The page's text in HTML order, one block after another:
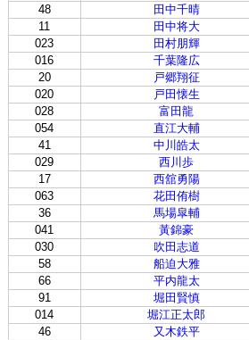
48
田中千晴
11
田中将大
023
田村朋輝
016
千葉隆広
20
戸郷翔征
020
戸田懐生
028
富田龍
054
直江大輔
41
中川皓太
029
西川歩
17
西舘勇陽
063
花田侑樹
36
馬場皐輔
041
黃錦豪
030
吹田志道
58
船迫大雅
66
平内龍太
91
堀田賢慎
014
堀江正太郎
46
又木鉄平